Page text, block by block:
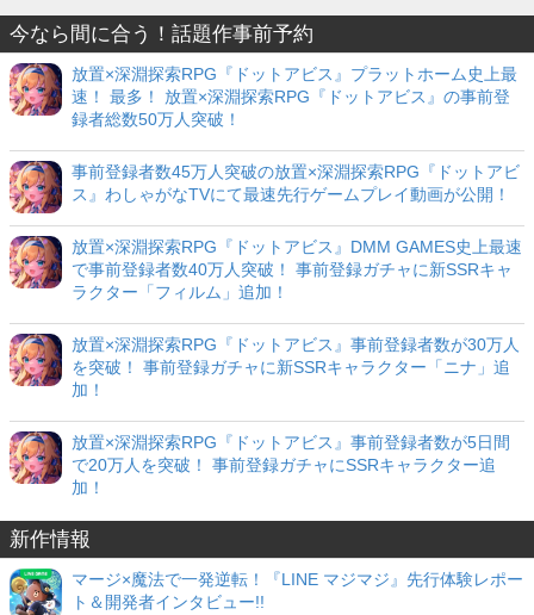
今なら間に合う！話題作事前予約
放置×深淵探索RPG『ドットアビス』プラットホーム史上最
速！ 最多！ 放置×深淵探索RPG『ドットアビス』の事前登
録者総数50万人突破！
事前登録者数45万人突破の放置×深淵探索RPG『ドットアビ
ス』わしゃがなTVにて最速先行ゲームプレイ動画が公開！
放置×深淵探索RPG『ドットアビス』DMM GAMES史上最速
で事前登録者数40万人突破！ 事前登録ガチャに新SSRキャ
ラクター「フィルム」追加！
放置×深淵探索RPG『ドットアビス』事前登録者数が30万人
を突破！ 事前登録ガチャに新SSRキャラクター「ニナ」追
加！
放置×深淵探索RPG『ドットアビス』事前登録者数が5日間
で20万人を突破！ 事前登録ガチャにSSRキャラクター追
加！
新作情報
マージ×魔法で一発逆転！『LINE マジマジ』先行体験レポー
ト＆開発者インタビュー!!